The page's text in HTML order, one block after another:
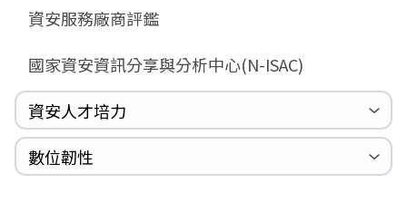
Zerologon
MSHTML
Log4shell
WannaCrypt
Heartbleed
資安服務廠商評鑑
國家資安資訊分享與分析中心(N-ISAC)
資安人才培力
巡迴研討會
CCOE資安實戰人才培育計畫成果簡介
資安人才培訓服務網
資安系列競賽網站
數位韌性